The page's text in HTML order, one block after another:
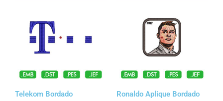
Telekom Bordado
Ronaldo Aplique Bordado